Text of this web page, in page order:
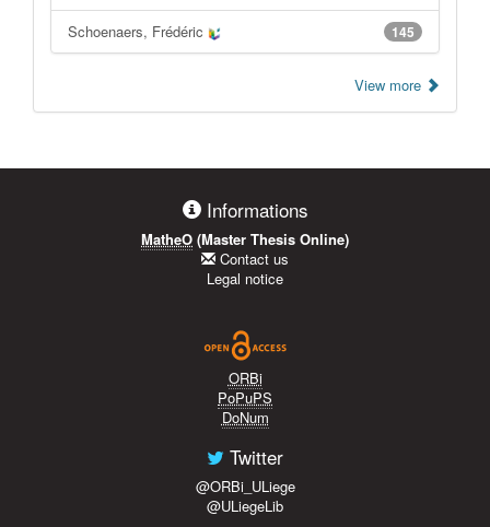
145
Schoenaers, Frédéric
View more
Informations
MatheO (Master Thesis Online)
Contact us
Legal notice
ORBi
PoPuPS
DoNum
Twitter
@ORBi_ULiege
@ULiegeLib